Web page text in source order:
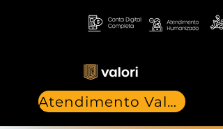
Atendimento Valori